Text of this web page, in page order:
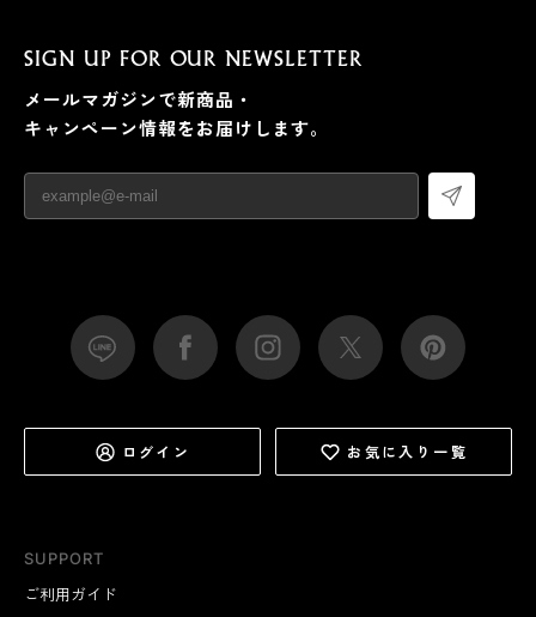
SUPPORT
ご利用ガイド
SIGN UP FOR OUR NEWSLETTER
メールマガジンで新商品・
キャンペーン情報をお届けします。
ログイン お気に入り一覧